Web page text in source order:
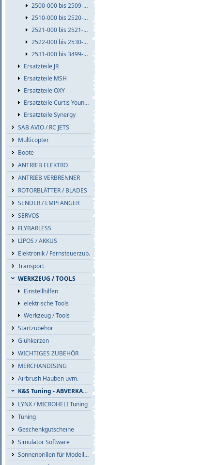
2500-000 bis 2509-999
2510-000 bis 2520-999
2521-000 bis 2521-999
2522-000 bis 2530-999
2531-000 bis 3499-999
Ersatzteile JR
Ersatzteile MSH
Ersatzteile OXY
Ersatzteile Curtis Youngblood
Ersatzteile Synergy
SAB AVIO / RC JETS
Multicopter
Boote
ANTRIEB ELEKTRO
ANTRIEB VERBRENNER
ROTORBLÄTTER / BLADES
SENDER / EMPFÄNGER
SERVOS
FLYBARLESS
LIPOS / AKKUS
Elektronik / Fernsteuerzub.
Transport
WERKZEUG / TOOLS
Einstellhilfen
elektrische Tools
Werkzeug / Tools
Startzubehör
Glühkerzen
WICHTIGES ZUBEHÖR
MERCHANDISING
Airbrush Hauben uvm.
K&S Tuning - ABVERKAUF
LYNX / MICROHELI Tuning
Tuning
Geschenkgutscheine
Simulator Software
Sonnenbrillen für Modellflieger